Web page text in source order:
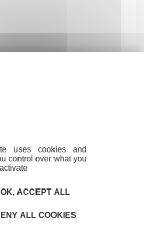
uses cookies and
control over what you
OK, ACCEPT ALL
ALL COOKIES